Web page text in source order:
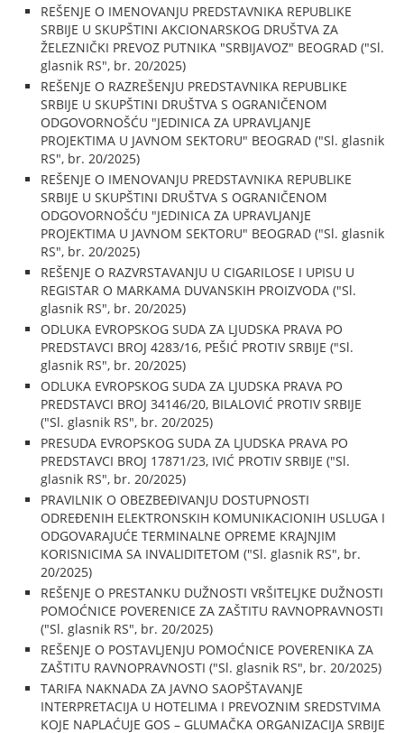
REŠENJE O IMENOVANJU PREDSTAVNIKA REPUBLIKE
SRBIJE U SKUPŠTINI AKCIONARSKOG DRUŠTVA ZA
ŽELEZNIČKI PREVOZ PUTNIKA "SRBIJAVOZ" BEOGRAD ("Sl.
glasnik RS", br. 20/2025)
REŠENJE O RAZREŠENJU PREDSTAVNIKA REPUBLIKE
SRBIJE U SKUPŠTINI DRUŠTVA S OGRANIČENOM
ODGOVORNOŠĆU "JEDINICA ZA UPRAVLJANJE
PROJEKTIMA U JAVNOM SEKTORU" BEOGRAD ("Sl. glasnik
RS", br. 20/2025)
REŠENJE O IMENOVANJU PREDSTAVNIKA REPUBLIKE
SRBIJE U SKUPŠTINI DRUŠTVA S OGRANIČENOM
ODGOVORNOŠĆU "JEDINICA ZA UPRAVLJANJE
PROJEKTIMA U JAVNOM SEKTORU" BEOGRAD ("Sl. glasnik
RS", br. 20/2025)
REŠENJE O RAZVRSTAVANJU U CIGARILOSE I UPISU U
REGISTAR O MARKAMA DUVANSKIH PROIZVODA ("Sl.
glasnik RS", br. 20/2025)
ODLUKA EVROPSKOG SUDA ZA LJUDSKA PRAVA PO
PREDSTAVCI BROJ 4283/16, PEŠIĆ PROTIV SRBIJE ("Sl.
glasnik RS", br. 20/2025)
ODLUKA EVROPSKOG SUDA ZA LJUDSKA PRAVA PO
PREDSTAVCI BROJ 34146/20, BILALOVIĆ PROTIV SRBIJE
("Sl. glasnik RS", br. 20/2025)
PRESUDA EVROPSKOG SUDA ZA LJUDSKA PRAVA PO
PREDSTAVCI BROJ 17871/23, IVIĆ PROTIV SRBIJE ("Sl.
glasnik RS", br. 20/2025)
PRAVILNIK O OBEZBEĐIVANJU DOSTUPNOSTI
ODREĐENIH ELEKTRONSKIH KOMUNIKACIONIH USLUGA I
ODGOVARAJUĆE TERMINALNE OPREME KRAJNJIM
KORISNICIMA SA INVALIDITETOM ("Sl. glasnik RS", br.
20/2025)
REŠENJE O PRESTANKU DUŽNOSTI VRŠITELJKE DUŽNOSTI
POMOĆNICE POVERENICE ZA ZAŠTITU RAVNOPRAVNOSTI
("Sl. glasnik RS", br. 20/2025)
REŠENJE O POSTAVLJENJU POMOĆNICE POVERENIKA ZA
ZAŠTITU RAVNOPRAVNOSTI ("Sl. glasnik RS", br. 20/2025)
TARIFA NAKNADA ZA JAVNO SAOPŠTAVANJE
INTERPRETACIJA U HOTELIMA I PREVOZNIM SREDSTVIMA
KOJE NAPLAĆUJE GOS – GLUMAČKA ORGANIZACIJA SRBIJE